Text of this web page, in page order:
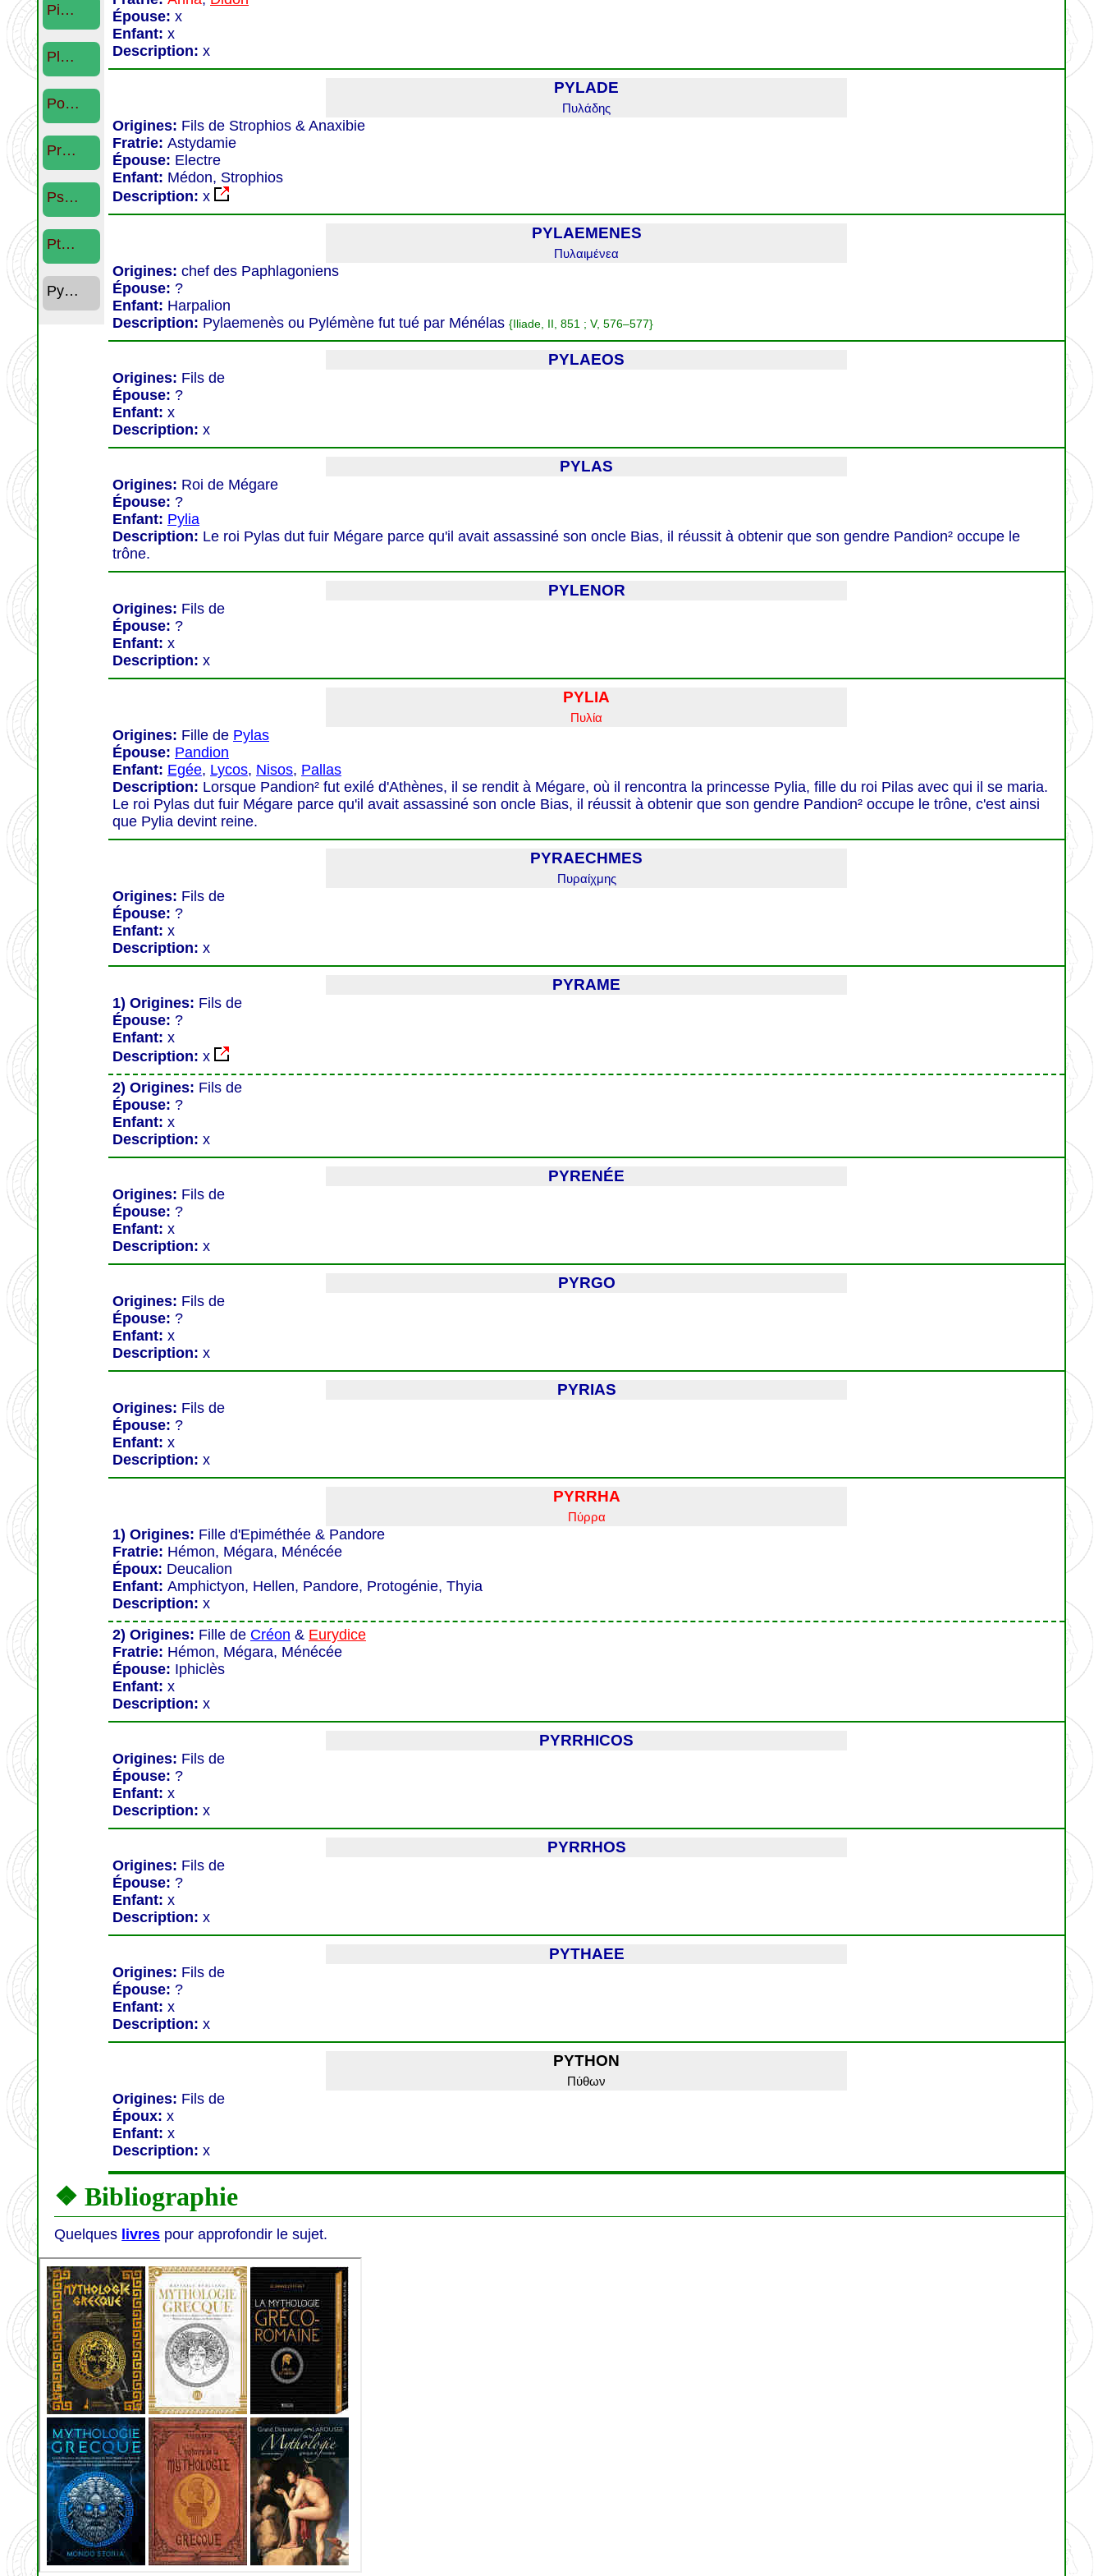
Pi…
Pl…
Po…
Pr…
Ps…
Pt…
Py…
Épouse: x
Enfant: x
Description: x
PYLADE
Πυλάδης
Origines: Fils de Strophios & Anaxibie
Fratrie: Astydamie
Épouse: Electre
Enfant: Médon, Strophios
Description: x
PYLAEMENES
Πυλαιμένεα
Origines: chef des Paphlagoniens
Épouse: ?
Enfant: Harpalion
Description: Pylaemenès ou Pylémène fut tué par Ménélas {Iliade, II, 851 ; V, 576–577}
PYLAEOS
Origines: Fils de
Épouse: ?
Enfant: x
Description: x
PYLAS
Origines: Roi de Mégare
Épouse: ?
Enfant: Pylia
Description: Le roi Pylas dut fuir Mégare parce qu'il avait assassiné son oncle Bias, il réussit à obtenir que son gendre Pandion² occupe le
trône.
PYLENOR
Origines: Fils de
Épouse: ?
Enfant: x
Description: x
PYLIA
Πυλία
Origines: Fille de Pylas
Épouse: Pandion
Enfant: Egée, Lycos, Nisos, Pallas
Description: Lorsque Pandion² fut exilé d'Athènes, il se rendit à Mégare, où il rencontra la princesse Pylia, fille du roi Pilas avec qui il se maria.
Le roi Pylas dut fuir Mégare parce qu'il avait assassiné son oncle Bias, il réussit à obtenir que son gendre Pandion² occupe le trône, c'est ainsi
que Pylia devint reine.
PYRAECHMES
Πυραίχμης
Origines: Fils de
Épouse: ?
Enfant: x
Description: x
PYRAME
1) Origines: Fils de
Épouse: ?
Enfant: x
Description: x
2) Origines: Fils de
Épouse: ?
Enfant: x
Description: x
PYRENÉE
Origines: Fils de
Épouse: ?
Enfant: x
Description: x
PYRGO
Origines: Fils de
Épouse: ?
Enfant: x
Description: x
PYRIAS
Origines: Fils de
Épouse: ?
Enfant: x
Description: x
PYRRHA
Πύρρα
1) Origines: Fille d'Epiméthée & Pandore
Fratrie: Hémon, Mégara, Ménécée
Époux: Deucalion
Enfant: Amphictyon, Hellen, Pandore, Protogénie, Thyia
Description: x
2) Origines: Fille de Créon & Eurydice
Fratrie: Hémon, Mégara, Ménécée
Épouse: Iphiclès
Enfant: x
Description: x
PYRRHICOS
Origines: Fils de
Épouse: ?
Enfant: x
Description: x
PYRRHOS
Origines: Fils de
Épouse: ?
Enfant: x
Description: x
PYTHAEE
Origines: Fils de
Épouse: ?
Enfant: x
Description: x
PYTHON
Πύθων
Origines: Fils de
Époux: x
Enfant: x
Description: x
❖ Bibliographie
Quelques livres pour approfondir le sujet.